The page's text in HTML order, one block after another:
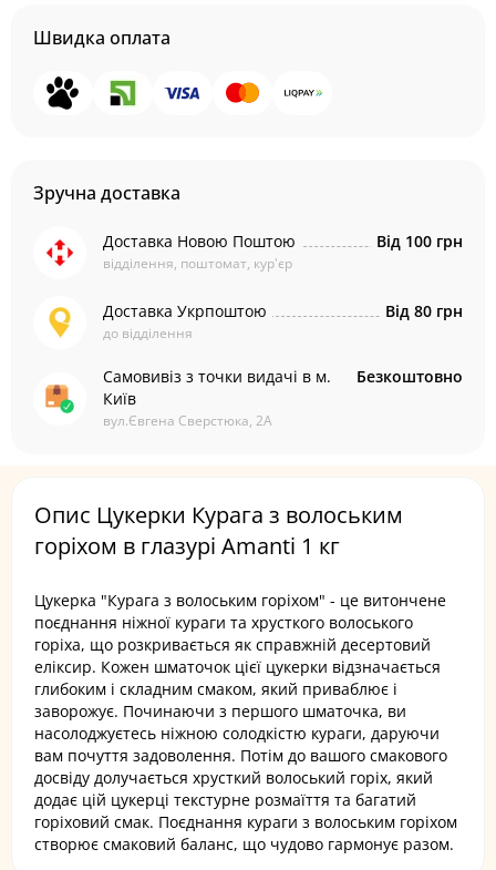
Швидка оплата
Зручна доставка
Доставка Новою Поштою
відділення, поштомат, кур'єр
Від 100 грн
Доставка Укрпоштою
до відділення
Від 80 грн
Самовивіз з точки видачі в м.
Київ
вул.Євгена Сверстюка, 2А
Безкоштовно
Опис Цукерки Курага з волоським
горіхом в глазурі Amanti 1 кг
Цукерка "Курага з волоським горіхом" - це витончене
поєднання ніжної кураги та хрусткого волоського
горіха, що розкривається як справжній десертовий
еліксир. Кожен шматочок цієї цукерки відзначається
глибоким і складним смаком, який приваблює і
заворожує. Починаючи з першого шматочка, ви
насолоджуєтесь ніжною солодкістю кураги, даруючи
вам почуття задоволення. Потім до вашого смакового
досвіду долучається хрусткий волоський горіх, який
додає цій цукерці текстурне розмаїття та багатий
горіховий смак. Поєднання кураги з волоським горіхом
створює смаковий баланс, що чудово гармонує разом.